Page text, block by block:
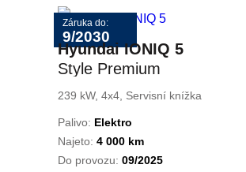
Záruka do:
9/2030
Hyundai IONIQ 5
Style Premium
Technology
239 kW, 4x4, Servisní knížka
Palivo: Elektro
Najeto: 4 000 km
Do provozu: 09/2025